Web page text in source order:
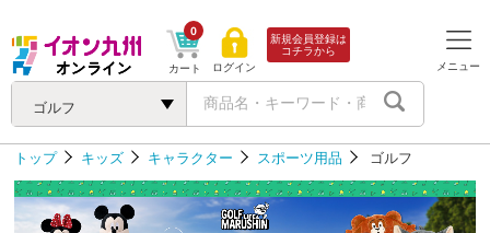
ゴルフ
カート
0
ログイン
新規会員登録は
コチラから
メニュー
トップ キッズ キャラクター スポーツ用品 ゴルフ